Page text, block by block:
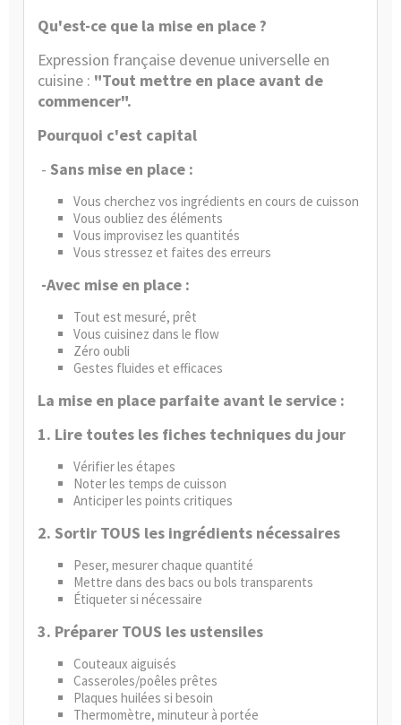
Qu'est-ce que la mise en place ?
Expression française devenue universelle en
cuisine : "Tout mettre en place avant de
commencer".
Pourquoi c'est capital
- Sans mise en place :
Vous cherchez vos ingrédients en cours de cuisson
Vous oubliez des éléments
Vous improvisez les quantités
Vous stressez et faites des erreurs
-Avec mise en place :
Tout est mesuré, prêt
Vous cuisinez dans le flow
Zéro oubli
Gestes fluides et efficaces
La mise en place parfaite avant le service :
1. Lire toutes les fiches techniques du jour
Vérifier les étapes
Noter les temps de cuisson
Anticiper les points critiques
2. Sortir TOUS les ingrédients nécessaires
Peser, mesurer chaque quantité
Mettre dans des bacs ou bols transparents
Étiqueter si nécessaire
3. Préparer TOUS les ustensiles
Couteaux aiguisés
Casseroles/poêles prêtes
Plaques huilées si besoin
Thermomètre, minuteur à portée